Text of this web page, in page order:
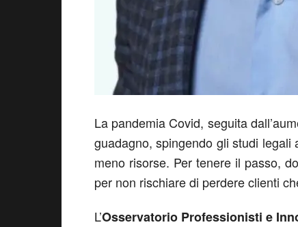
La pandemia Covid, seguita
guadagno, spingendo gli studi
meno risorse. Per tenere il passo,
per non rischiare di perdere clienti
L’Osservatorio Professionisti e